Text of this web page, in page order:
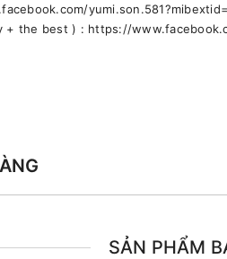
+ the best ) : https://
SẢN PHẨM